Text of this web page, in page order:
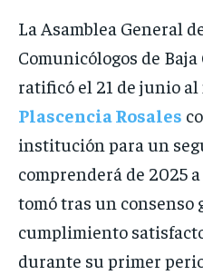
La Asamblea General
Comunicólogos de
ratificó el 21 de junio al
Plascencia Rosales
institución para un
comprenderá de 2025
tomó tras un consenso
cumplimiento
durante su primer